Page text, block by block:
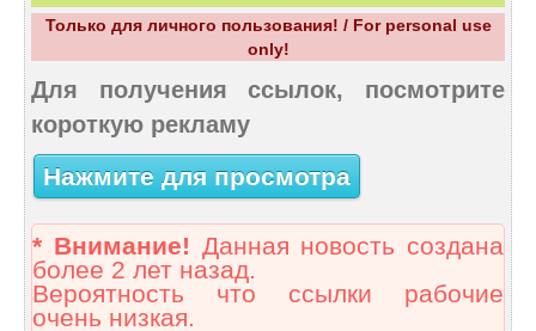
Только для личного пользования! / For personal use
only!
Для получения ссылок, посмотрите
короткую рекламу
Нажмите для просмотра
* Внимание! Данная новость создана
более 2 лет назад.
Вероятность что ссылки рабочие
очень низкая.